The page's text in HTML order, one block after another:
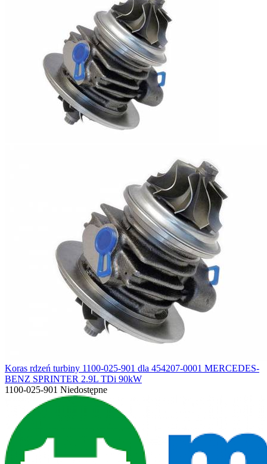
Koras rdzeń turbiny 1100-025-901 dla 454207-0001 MERCEDES-
BENZ SPRINTER 2.9L TDi 90kW
1100-025-901 Niedostępne